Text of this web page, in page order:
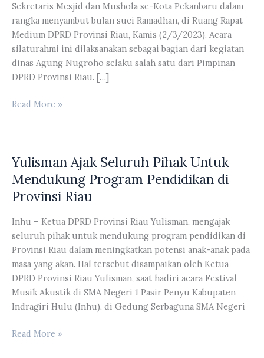
Sekretaris Mesjid dan Mushola se-Kota Pekanbaru dalam
rangka menyambut bulan suci Ramadhan, di Ruang Rapat
Medium DPRD Provinsi Riau, Kamis (2/3/2023). Acara
silaturahmi ini dilaksanakan sebagai bagian dari kegiatan
dinas Agung Nugroho selaku salah satu dari Pimpinan
DPRD Provinsi Riau. […]
Agung
Silaturahmi
Bersama
dan
Sekretaris
Mesjid
Mushola
Kota
Pekanbaru
Read More »
Yulisman Ajak Seluruh Pihak Untuk
Mendukung Program Pendidikan di
Provinsi Riau
Inhu – Ketua DPRD Provinsi Riau Yulisman, mengajak
seluruh pihak untuk mendukung program pendidikan di
Provinsi Riau dalam meningkatkan potensi anak-anak pada
masa yang akan. Hal tersebut disampaikan oleh Ketua
DPRD Provinsi Riau Yulisman, saat hadiri acara Festival
Musik Akustik di SMA Negeri 1 Pasir Penyu Kabupaten
Indragiri Hulu (Inhu), di Gedung Serbaguna SMA Negeri
Yulisman
Read More »